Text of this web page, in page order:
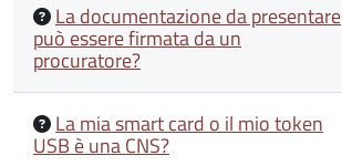
La documentazione da presentare
può essere firmata da un
procuratore?
La mia smart card o il mio token
USB è una CNS?